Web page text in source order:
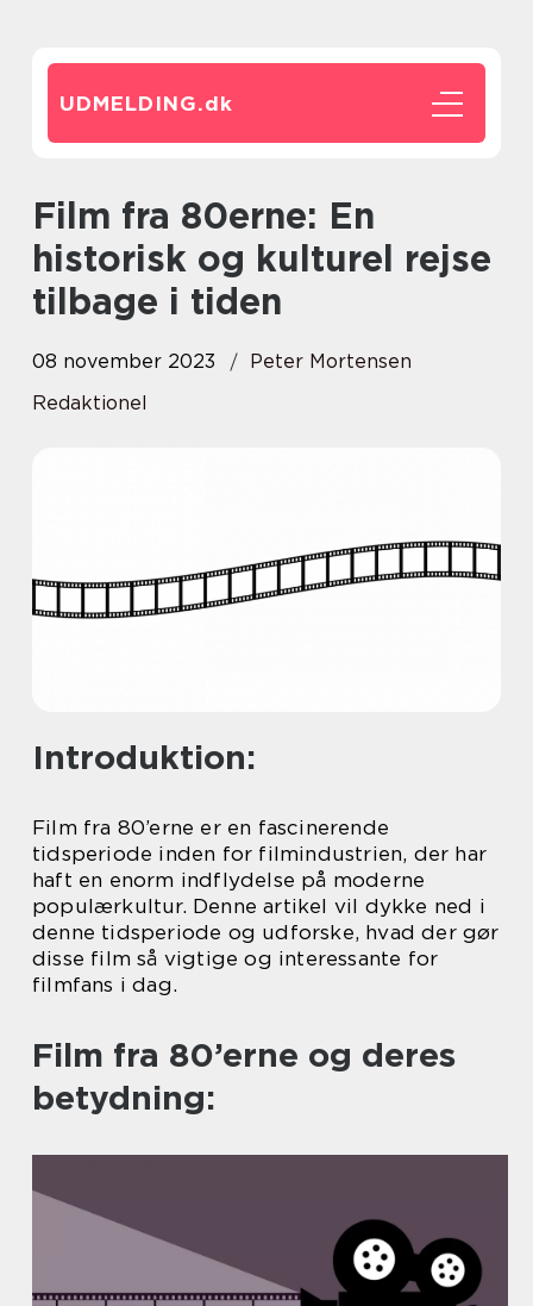
UDMELDING.dk
Film fra 80erne: En
historisk og kulturel rejse
tilbage i tiden
08 november 2023
Peter Mortensen
Redaktionel
Introduktion:
Film fra 80’erne er en fascinerende
tidsperiode inden for filmindustrien, der har
haft en enorm indflydelse på moderne
populærkultur. Denne artikel vil dykke ned i
denne tidsperiode og udforske, hvad der gør
disse film så vigtige og interessante for
filmfans i dag.
Film fra 80’erne og deres
betydning: